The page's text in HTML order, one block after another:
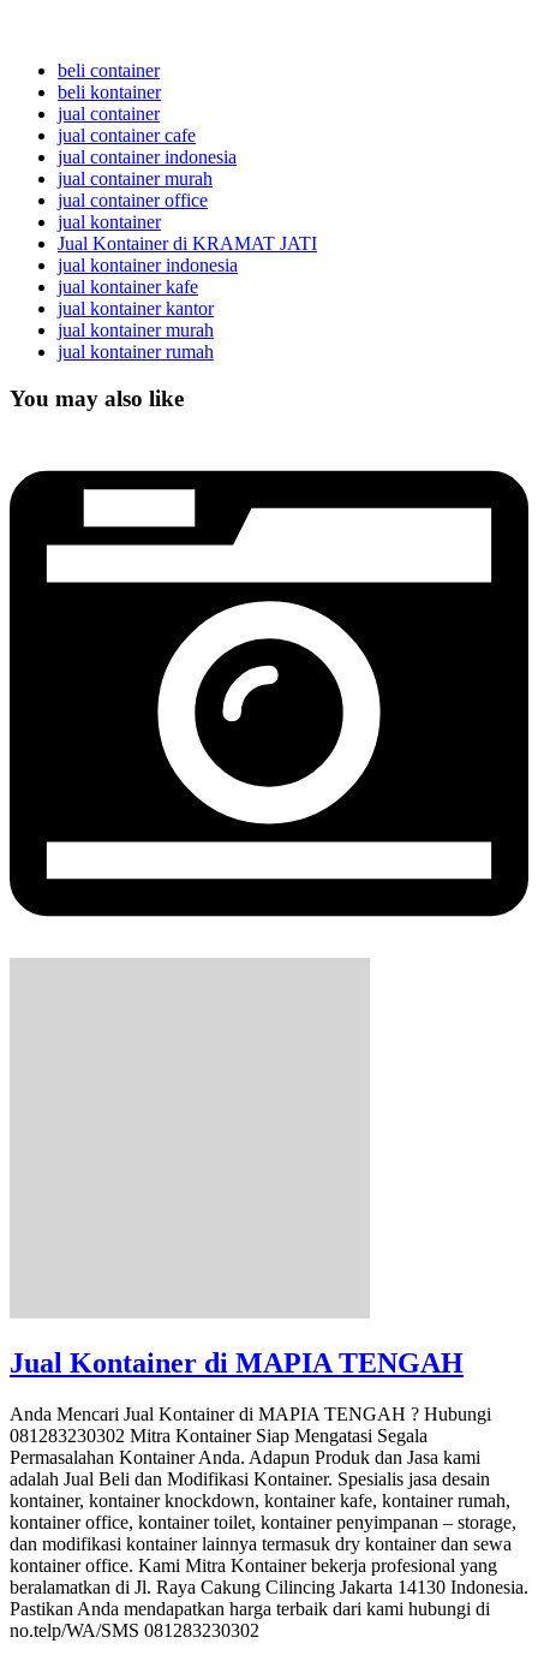
beli container
beli kontainer
jual container
jual container cafe
jual container indonesia
jual container murah
jual container office
jual kontainer
Jual Kontainer di KRAMAT JATI
jual kontainer indonesia
jual kontainer kafe
jual kontainer kantor
jual kontainer murah
jual kontainer rumah
You may also like
Jual Kontainer di MAPIA TENGAH
Anda Mencari Jual Kontainer di MAPIA TENGAH ? Hubungi
081283230302 Mitra Kontainer Siap Mengatasi Segala
Permasalahan Kontainer Anda. Adapun Produk dan Jasa kami
adalah Jual Beli dan Modifikasi Kontainer. Spesialis jasa desain
kontainer, kontainer knockdown, kontainer kafe, kontainer rumah,
kontainer office, kontainer toilet, kontainer penyimpanan – storage,
dan modifikasi kontainer lainnya termasuk dry kontainer dan sewa
kontainer office. Kami Mitra Kontainer bekerja profesional yang
beralamatkan di Jl. Raya Cakung Cilincing Jakarta 14130 Indonesia.
Pastikan Anda mendapatkan harga terbaik dari kami hubungi di
no.telp/WA/SMS 081283230302